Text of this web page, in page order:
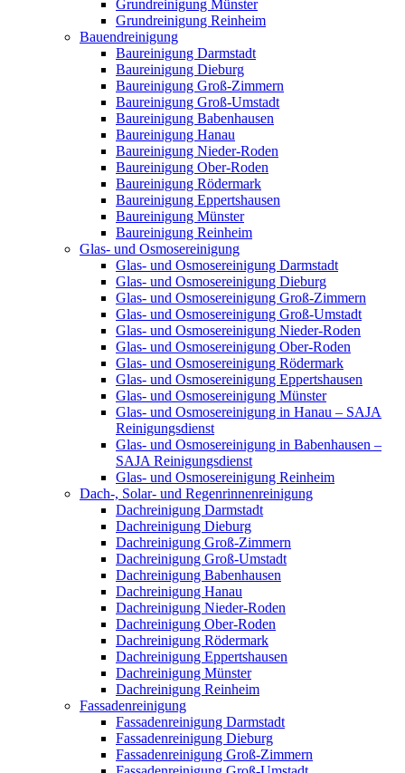
Grundreinigung Münster
Grundreinigung Reinheim
Bauendreinigung
Baureinigung Darmstadt
Baureinigung Dieburg
Baureinigung Groß-Zimmern
Baureinigung Groß-Umstadt
Baureinigung Babenhausen
Baureinigung Hanau
Baureinigung Nieder-Roden
Baureinigung Ober-Roden
Baureinigung Rödermark
Baureinigung Eppertshausen
Baureinigung Münster
Baureinigung Reinheim
Glas- und Osmosereinigung
Glas- und Osmosereinigung Darmstadt
Glas- und Osmosereinigung Dieburg
Glas- und Osmosereinigung Groß-Zimmern
Glas- und Osmosereinigung Groß-Umstadt
Glas- und Osmosereinigung Nieder-Roden
Glas- und Osmosereinigung Ober-Roden
Glas- und Osmosereinigung Rödermark
Glas- und Osmosereinigung Eppertshausen
Glas- und Osmosereinigung Münster
Glas- und Osmosereinigung in Hanau – SAJA
Reinigungsdienst
Glas- und Osmosereinigung in Babenhausen –
SAJA Reinigungsdienst
Glas- und Osmosereinigung Reinheim
Dach-, Solar- und Regenrinnenreinigung
Dachreinigung Darmstadt
Dachreinigung Dieburg
Dachreinigung Groß-Zimmern
Dachreinigung Groß-Umstadt
Dachreinigung Babenhausen
Dachreinigung Hanau
Dachreinigung Nieder-Roden
Dachreinigung Ober-Roden
Dachreinigung Rödermark
Dachreinigung Eppertshausen
Dachreinigung Münster
Dachreinigung Reinheim
Fassadenreinigung
Fassadenreinigung Darmstadt
Fassadenreinigung Dieburg
Fassadenreinigung Groß-Zimmern